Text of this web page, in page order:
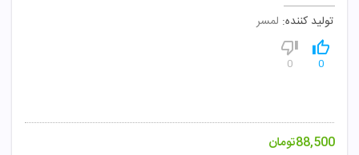
تولید کننده: لمسر
0
0
88,500تومان